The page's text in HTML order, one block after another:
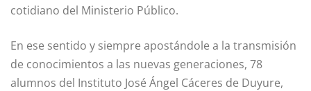
cotidiano del Ministerio Público.
En ese sentido y siempre apostándole a la transmisión
de conocimientos a las nuevas generaciones, 78
alumnos del Instituto José Ángel Cáceres de Duyure,